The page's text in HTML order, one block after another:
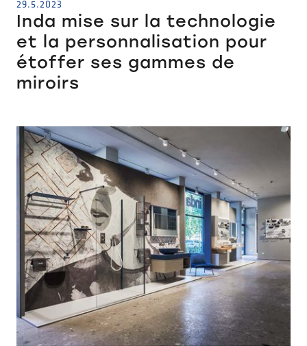
29.5.2023
Inda mise sur la technologie
et la personnalisation pour
étoffer ses gammes de
miroirs